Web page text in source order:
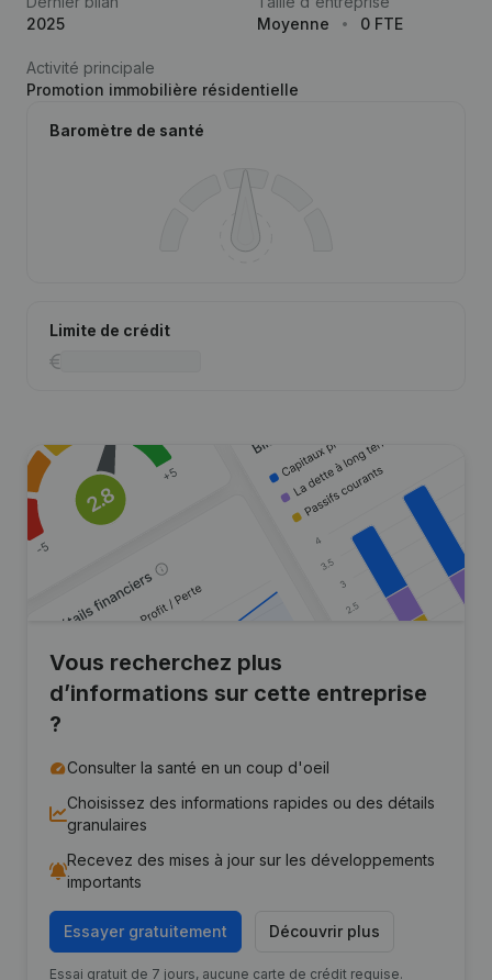
2025
Moyenne
0 FTE
Activité principale
Promotion immobilière résidentielle
Baromètre de santé
Limite de crédit
Vous recherchez plus
d’informations sur cette entreprise
?
Consulter la santé en un coup d'oeil
Choisissez des informations rapides ou des détails
granulaires
Recevez des mises à jour sur les développements
importants
Essayer gratuitement Découvrir plus
Essai gratuit de 7 jours, aucune carte de crédit requise.